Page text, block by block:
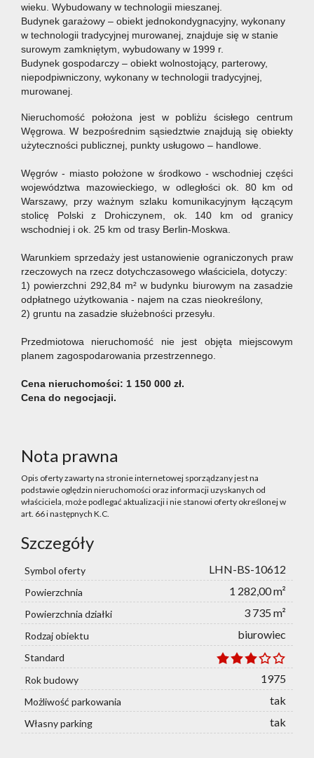
wieku. Wybudowany w technologii mieszanej.
Budynek garażowy – obiekt jednokondygnacyjny, wykonany
w technologii tradycyjnej murowanej, znajduje się w stanie
surowym zamkniętym, wybudowany w 1999 r.
Budynek gospodarczy – obiekt wolnostojący, parterowy,
niepodpiwniczony, wykonany w technologii tradycyjnej,
murowanej.
Nieruchomość położona jest w pobliżu ścisłego centrum
Węgrowa. W bezpośrednim sąsiedztwie znajdują się obiekty
użyteczności publicznej, punkty usługowo – handlowe.
Węgrów - miasto położone w środkowo - wschodniej części
województwa mazowieckiego, w odległości ok. 80 km od
Warszawy, przy ważnym szlaku komunikacyjnym łączącym
stolicę Polski z Drohiczynem, ok. 140 km od granicy
wschodniej i ok. 25 km od trasy Berlin-Moskwa.
Warunkiem sprzedaży jest ustanowienie ograniczonych praw
rzeczowych na rzecz dotychczasowego właściciela, dotyczy:
1) powierzchni 292,84 m² w budynku biurowym na zasadzie
odpłatnego użytkowania - najem na czas nieokreślony,
2) gruntu na zasadzie służebności przesyłu.
Przedmiotowa nieruchomość nie jest objęta miejscowym
planem zagospodarowania przestrzennego.
Cena nieruchomości: 1 150 000 zł.
Cena do negocjacji.
Nota prawna
Opis oferty zawarty na stronie internetowej sporządzany jest na
podstawie oględzin nieruchomości oraz informacji uzyskanych od
właściciela, może podlegać aktualizacji i nie stanowi oferty określonej w
art. 66 i następnych K.C.
Szczegóły
Symbol oferty LHN-BS-10612
Powierzchnia 1 282,00 m²
Powierzchnia działki 3 735 m²
Rodzaj obiektu biurowiec
Standard
Rok budowy
1975
Możliwość parkowania tak
Własny parking tak